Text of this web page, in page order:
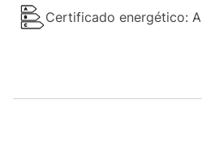
Certificado energético: A